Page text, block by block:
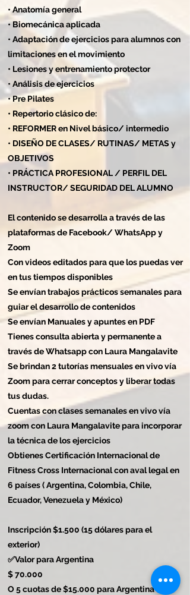
• Anatomía general
• Biomecánica aplicada
• Adaptación de ejercicios para alumnos con
limitaciones en el movimiento
• Lesiones y entrenamiento protector
• Análisis de ejercicios
• Pre Pilates
• Repertorio clásico de:
• REFORMER en Nivel básico/ intermedio
• DISEÑO DE CLASES/ RUTINAS/ METAS y
OBJETIVOS
• PRÁCTICA PROFESIONAL / PERFIL DEL
INSTRUCTOR/ SEGURIDAD DEL ALUMNO
El contenido se desarrolla a través de las
plataformas de Facebook/ WhatsApp y
Zoom
Con videos editados para que los puedas ver
en tus tiempos disponibles
Se envían trabajos prácticos semanales para
guiar el desarrollo de contenidos
Se envían Manuales y apuntes en PDF
Tienes consulta abierta y permanente a
través de Whatsapp con Laura Mangalavite
Se brindan 2 tutorías mensuales en vivo vía
Zoom para cerrar conceptos y liberar todas
tus dudas.
Cuentas con clases semanales en vivo vía
zoom con Laura Mangalavite para incorporar
la técnica de los ejercicios
Obtienes Certificación Internacional de
Fitness Cross Internacional con aval legal en
6 países ( Argentina, Colombia, Chile,
Ecuador, Venezuela y México)
Inscripción $1.500 (15 dólares para el
exterior)
✅Valor para Argentina
$ 70.000
O 5 cuotas de $15.000 para Argentina